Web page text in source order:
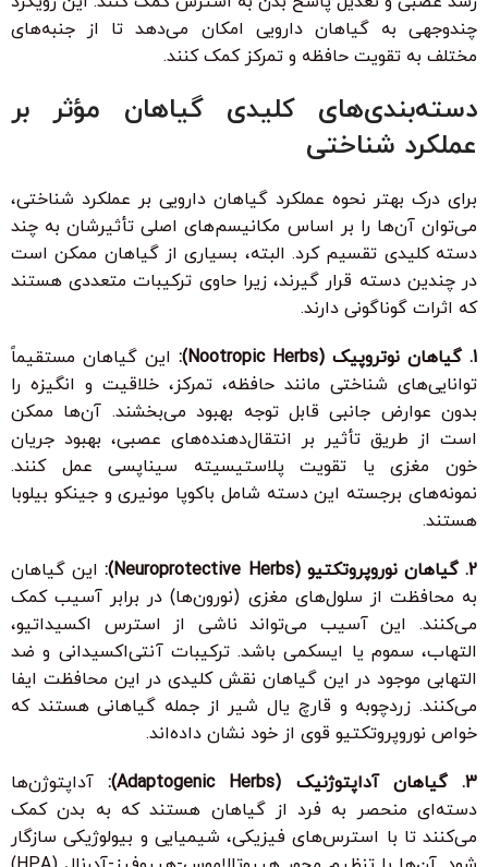
چندوجهی به گیاهان دارویی امکان می‌دهد تا از جنبه‌های
مختلف به تقویت حافظه و تمرکز کمک کنند.
دسته‌بندی‌های کلیدی گیاهان مؤثر بر
عملکرد شناختی
برای درک بهتر نحوه عملکرد گیاهان دارویی بر عملکرد شناختی،
می‌توان آن‌ها را بر اساس مکانیسم‌های اصلی تأثیرشان به چند
دسته کلیدی تقسیم کرد. البته، بسیاری از گیاهان ممکن است
در چندین دسته قرار گیرند، زیرا حاوی ترکیبات متعددی هستند
که اثرات گوناگونی دارند.
1. گیاهان نوتروپیک (Nootropic Herbs):
این گیاهان مستقیماً
توانایی‌های شناختی مانند حافظه، تمرکز، خلاقیت و انگیزه را
بدون عوارض جانبی قابل توجه بهبود می‌بخشند. آن‌ها ممکن
است از طریق تأثیر بر انتقال‌دهنده‌های عصبی، بهبود جریان
خون مغزی یا تقویت پلاستیسیته سیناپسی عمل کنند.
نمونه‌های برجسته این دسته شامل باکوپا مونیری و جینکو بیلوبا
هستند.
2. گیاهان نوروپروتکتیو (Neuroprotective Herbs):
این گیاهان
به محافظت از سلول‌های مغزی (نورون‌ها) در برابر آسیب کمک
می‌کنند. این آسیب می‌تواند ناشی از استرس اکسیداتیو،
التهاب، سموم یا ایسکمی باشد. ترکیبات آنتی‌اکسیدانی و ضد
التهابی موجود در این گیاهان نقش کلیدی در این محافظت ایفا
می‌کنند. زردچوبه و قارچ یال شیر از جمله گیاهانی هستند که
خواص نوروپروتکتیو قوی از خود نشان داده‌اند.
3. گیاهان آداپتوژنیک (Adaptogenic Herbs):
آداپتوژن‌ها
دسته‌ای منحصر به فرد از گیاهان هستند که به بدن کمک
می‌کنند تا با استرس‌های فیزیکی، شیمیایی و بیولوژیکی سازگار